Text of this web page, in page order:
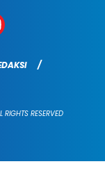
RESERVED